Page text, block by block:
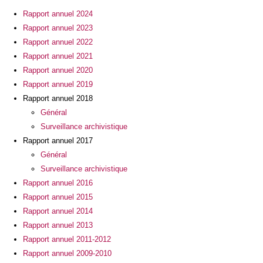
Rapport annuel 2024
Rapport annuel 2023
Rapport annuel 2022
Rapport annuel 2021
Rapport annuel 2020
Rapport annuel 2019
Rapport annuel 2018
Général
Surveillance archivistique
Rapport annuel 2017
Général
Surveillance archivistique
Rapport annuel 2016
Rapport annuel 2015
Rapport annuel 2014
Rapport annuel 2013
Rapport annuel 2011-2012
Rapport annuel 2009-2010